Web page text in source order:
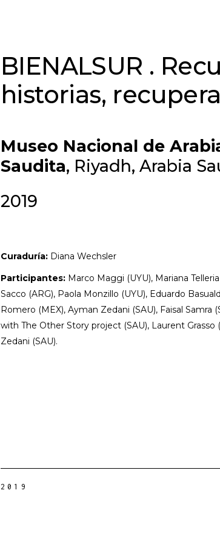
BIENALSUR .
historias,
Museo Nacional de
Saudita, Riyadh, Arabia
2019
Curaduría: Diana Wechsler
Participantes: Marco Maggi (UYU), Mariana Telleria
Sacco (ARG), Paola Monzillo (UYU), Eduardo
Romero (MEX), Ayman Zedani (SAU), Faisal Samra
with The Other Story project (SAU), Laurent Grasso
Zedani (SAU).
2019